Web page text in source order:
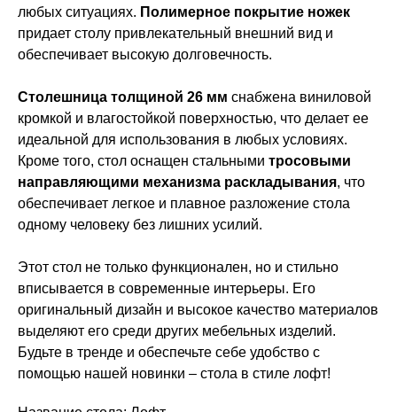
любых ситуациях. Полимерное покрытие ножек
придает столу привлекательный внешний вид и
обеспечивает высокую долговечность.
Столешница толщиной 26 мм снабжена виниловой
кромкой и влагостойкой поверхностью, что делает ее
идеальной для использования в любых условиях.
Кроме того, стол оснащен стальными тросовыми
направляющими механизма раскладывания, что
обеспечивает легкое и плавное разложение стола
одному человеку без лишних усилий.
Этот стол не только функционален, но и стильно
вписывается в современные интерьеры. Его
оригинальный дизайн и высокое качество материалов
выделяют его среди других мебельных изделий.
Будьте в тренде и обеспечьте себе удобство с
помощью нашей новинки – стола в стиле лофт!